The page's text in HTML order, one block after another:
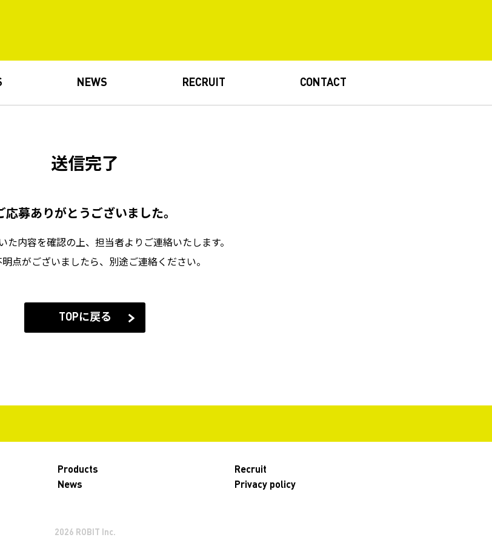
NEWS RECRUIT CONTACT
送信完了
応募ありがとうございました。
た内容を確認の上、担当者よりご連絡いたします。
点がございましたら、別途ご連絡ください。
TOPに戻る
Products
News
Recruit
Privacy policy
2026 ROBIT Inc.